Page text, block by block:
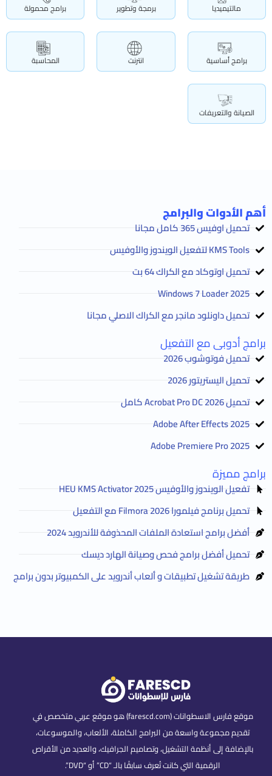
مالتيميديا برمجة وتطوير برامج محمولة
برامج أساسية انترنت المحاسبة
الصيانة والتعريفات
أهم الأدوات والبرامج
تحميل اوفيس 365 كامل مجانا
KMS Tools لتفعيل الويندوز والأوفيس
تحميل اوتوكاد مع الكراك 64 بت
2025 Windows 7 Loader
تحميل داونلود مانجر مع الكراك الاصلي مجانا
برامج أدوبى مع التفعيل
تحميل فوتوشوب 2026
تحميل اليستريتور 2026
تحميل Acrobat Pro DC 2026 كامل
Adobe After Effects 2025
Adobe Premiere Pro 2025
برامج مميزة
تفعيل الويندوز والأوفيس HEU KMS Activator 2025
تحميل برنامج فيلمورا Filmora 2026 مع التفعيل
أفضل برامج استعادة الملفات المحذوفة للأندرويد 2024
تحميل أفضل برامج فحص وصيانة الهارد ديسك
طريقة تشغيل تطبيقات و ألعاب أندرويد على الكمبيوتر بدون برامج
موقع فارس الاسطوانات (farescd.com) هو موقع عربي متخصص في
تقديم مجموعة واسعة من البرامج الكاملة، الألعاب، والموسوعات،
بالإضافة إلى أنظمة التشغيل، وتصاميم الجرافيك، والعديد من الأقراص
الرقمية التي كانت تُعرف سابقًا بالـ “CD” أو “DVD”.